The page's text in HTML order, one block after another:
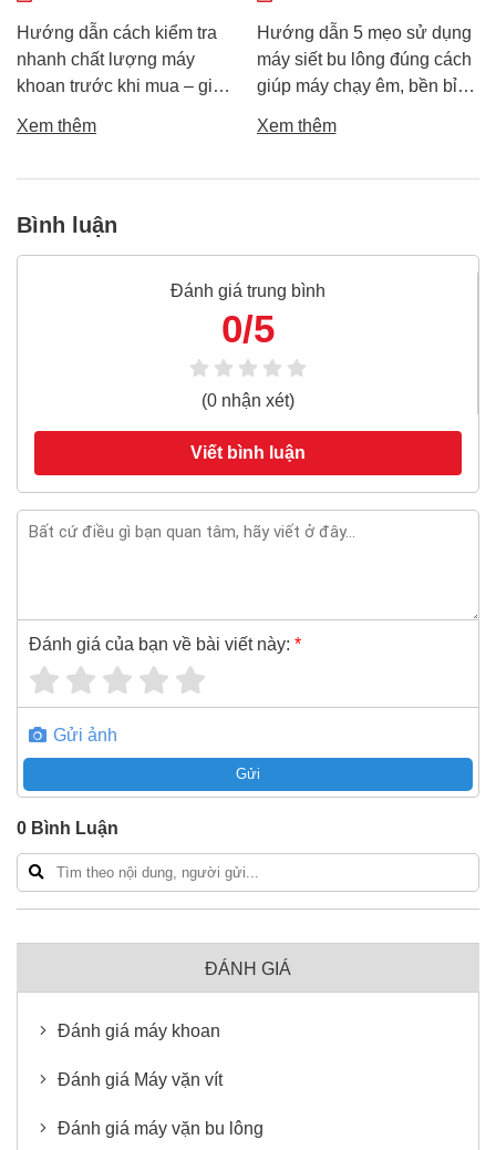
Mới
Hướng dẫn cách kiểm tra
nhanh chất lượng máy
khoan trước khi mua – giúp
tốt, bền, hoạt động ổn định,
Xem thêm
Hướng dẫn 5 mẹo sử dụng
máy siết bu lông đúng cách
giúp máy chạy êm, bền bỉ
biến khiến máy nhanh hỏng
Xem thêm
Bình luận
Đánh giá trung bình
0/5
(0 nhận xét)
Viết bình luận
Đánh giá của bạn về bài viết này: *
Gửi ảnh
Gửi
0 Bình Luận
ĐÁNH GIÁ
Đánh giá máy khoan
Đánh giá Máy vặn vít
Đánh giá máy vặn bu lông